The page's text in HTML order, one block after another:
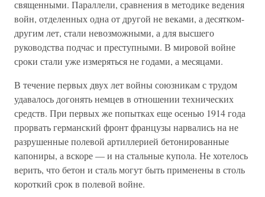
священными. Параллели, сравнения в методике ведения
войн, отделенных одна от другой не веками, а десятком-
другим лет, стали невозможными, а для высшего
руководства подчас и преступными. В мировой войне
сроки стали уже измеряться не годами, а месяцами.
В течение первых двух лет войны союзникам с трудом
удавалось догонять немцев в отношении технических
средств. При первых же попытках еще осенью 1914 года
прорвать германский фронт французы нарвались на не
разрушенные полевой артиллерией бетонированные
капониры, а вскоре — и на стальные купола. Не хотелось
верить, что бетон и сталь могут быть применены в столь
короткий срок в полевой войне.